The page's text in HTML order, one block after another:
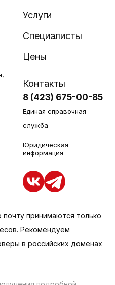
Услуги
Специалисты
Цены
Контакты
8 (423) 675-00-85
Единая справочная
служба
Юридическая
информация
принимаются только
Рекомендуем
в российских доменах